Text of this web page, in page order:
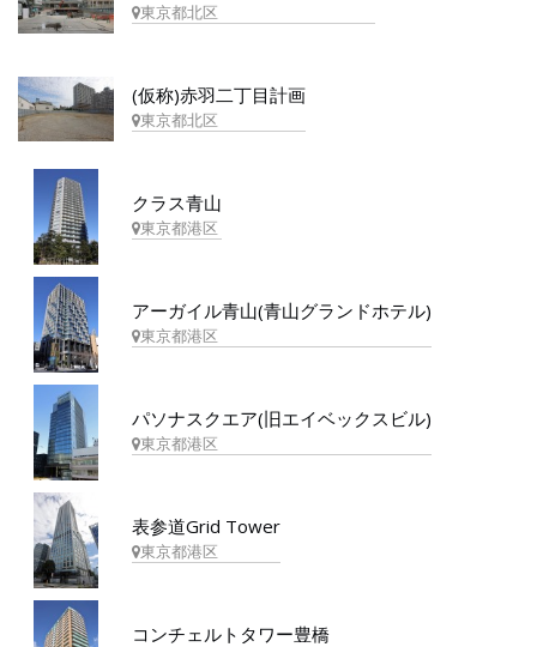
東京都北区
(仮称)赤羽二丁目計画
東京都北区
クラス青山
東京都港区
アーガイル青山(青山グランドホテル)
東京都港区
パソナスクエア(旧エイベックスビル)
東京都港区
表参道Grid Tower
東京都港区
コンチェルトタワー豊橋